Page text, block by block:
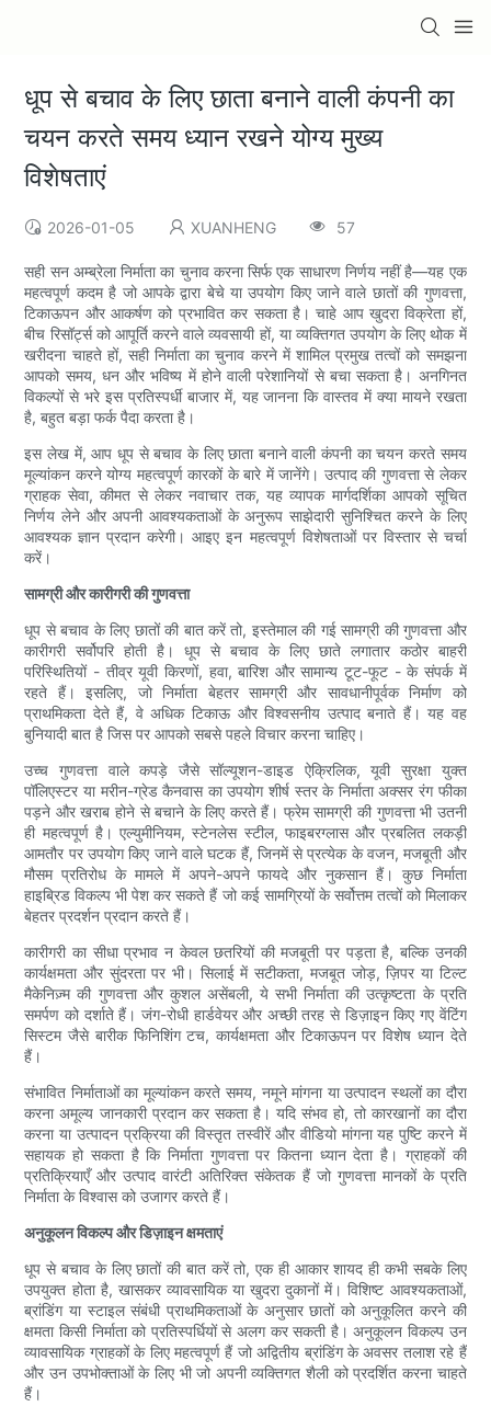
धूप से बचाव के लिए छाता बनाने वाली कंपनी का
चयन करते समय ध्यान रखने योग्य मुख्य
विशेषताएं
2026-01-05 XUANHENG 57
सही सन अम्ब्रेला निर्माता का चुनाव करना सिर्फ एक साधारण निर्णय नहीं है—यह एक
महत्वपूर्ण कदम है जो आपके द्वारा बेचे या उपयोग किए जाने वाले छातों की गुणवत्ता,
टिकाऊपन और आकर्षण को प्रभावित कर सकता है। चाहे आप खुदरा विक्रेता हों,
बीच रिसॉर्ट्स को आपूर्ति करने वाले व्यवसायी हों, या व्यक्तिगत उपयोग के लिए थोक में
खरीदना चाहते हों, सही निर्माता का चुनाव करने में शामिल प्रमुख तत्वों को समझना
आपको समय, धन और भविष्य में होने वाली परेशानियों से बचा सकता है। अनगिनत
विकल्पों से भरे इस प्रतिस्पर्धी बाजार में, यह जानना कि वास्तव में क्या मायने रखता
है, बहुत बड़ा फर्क पैदा करता है।
इस लेख में, आप धूप से बचाव के लिए छाता बनाने वाली कंपनी का चयन करते समय
मूल्यांकन करने योग्य महत्वपूर्ण कारकों के बारे में जानेंगे। उत्पाद की गुणवत्ता से लेकर
ग्राहक सेवा, कीमत से लेकर नवाचार तक, यह व्यापक मार्गदर्शिका आपको सूचित
निर्णय लेने और अपनी आवश्यकताओं के अनुरूप साझेदारी सुनिश्चित करने के लिए
आवश्यक ज्ञान प्रदान करेगी। आइए इन महत्वपूर्ण विशेषताओं पर विस्तार से चर्चा
करें।
सामग्री और कारीगरी की गुणवत्ता
धूप से बचाव के लिए छातों की बात करें तो, इस्तेमाल की गई सामग्री की गुणवत्ता और
कारीगरी सर्वोपरि होती है। धूप से बचाव के लिए छाते लगातार कठोर बाहरी
परिस्थितियों - तीव्र यूवी किरणों, हवा, बारिश और सामान्य टूट-फूट - के संपर्क में
रहते हैं। इसलिए, जो निर्माता बेहतर सामग्री और सावधानीपूर्वक निर्माण को
प्राथमिकता देते हैं, वे अधिक टिकाऊ और विश्वसनीय उत्पाद बनाते हैं। यह वह
बुनियादी बात है जिस पर आपको सबसे पहले विचार करना चाहिए।
उच्च गुणवत्ता वाले कपड़े जैसे सॉल्यूशन-डाइड ऐक्रिलिक, यूवी सुरक्षा युक्त
पॉलिएस्टर या मरीन-ग्रेड कैनवास का उपयोग शीर्ष स्तर के निर्माता अक्सर रंग फीका
पड़ने और खराब होने से बचाने के लिए करते हैं। फ्रेम सामग्री की गुणवत्ता भी उतनी
ही महत्वपूर्ण है। एल्युमीनियम, स्टेनलेस स्टील, फाइबरग्लास और प्रबलित लकड़ी
आमतौर पर उपयोग किए जाने वाले घटक हैं, जिनमें से प्रत्येक के वजन, मजबूती और
मौसम प्रतिरोध के मामले में अपने-अपने फायदे और नुकसान हैं। कुछ निर्माता
हाइब्रिड विकल्प भी पेश कर सकते हैं जो कई सामग्रियों के सर्वोत्तम तत्वों को मिलाकर
बेहतर प्रदर्शन प्रदान करते हैं।
कारीगरी का सीधा प्रभाव न केवल छतरियों की मजबूती पर पड़ता है, बल्कि उनकी
कार्यक्षमता और सुंदरता पर भी। सिलाई में सटीकता, मजबूत जोड़, ज़िपर या टिल्ट
मैकेनिज़्म की गुणवत्ता और कुशल असेंबली, ये सभी निर्माता की उत्कृष्टता के प्रति
समर्पण को दर्शाते हैं। जंग-रोधी हार्डवेयर और अच्छी तरह से डिज़ाइन किए गए वेंटिंग
सिस्टम जैसे बारीक फिनिशिंग टच, कार्यक्षमता और टिकाऊपन पर विशेष ध्यान देते
हैं।
संभावित निर्माताओं का मूल्यांकन करते समय, नमूने मांगना या उत्पादन स्थलों का दौरा
करना अमूल्य जानकारी प्रदान कर सकता है। यदि संभव हो, तो कारखानों का दौरा
करना या उत्पादन प्रक्रिया की विस्तृत तस्वीरें और वीडियो मांगना यह पुष्टि करने में
सहायक हो सकता है कि निर्माता गुणवत्ता पर कितना ध्यान देता है। ग्राहकों की
प्रतिक्रियाएँ और उत्पाद वारंटी अतिरिक्त संकेतक हैं जो गुणवत्ता मानकों के प्रति
निर्माता के विश्वास को उजागर करते हैं।
अनुकूलन विकल्प और डिज़ाइन क्षमताएं
धूप से बचाव के लिए छातों की बात करें तो, एक ही आकार शायद ही कभी सबके लिए
उपयुक्त होता है, खासकर व्यावसायिक या खुदरा दुकानों में। विशिष्ट आवश्यकताओं,
ब्रांडिंग या स्टाइल संबंधी प्राथमिकताओं के अनुसार छातों को अनुकूलित करने की
क्षमता किसी निर्माता को प्रतिस्पर्धियों से अलग कर सकती है। अनुकूलन विकल्प उन
व्यावसायिक ग्राहकों के लिए महत्वपूर्ण हैं जो अद्वितीय ब्रांडिंग के अवसर तलाश रहे हैं
और उन उपभोक्ताओं के लिए भी जो अपनी व्यक्तिगत शैली को प्रदर्शित करना चाहते
हैं।